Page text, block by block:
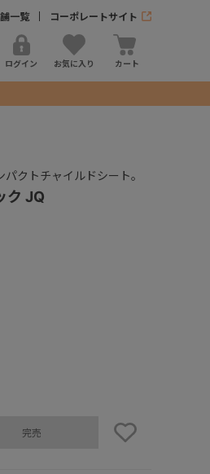
一覧 コーポレートサイト
ログイン お気に入り カート
クトチャイルドシート。
ク JQ
完売